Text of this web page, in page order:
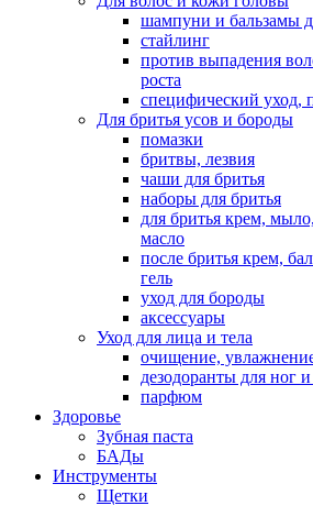
шампуни и бальзамы
стайлинг
против выпадения
роста
специфический уход,
Для бритья усов и бороды
помазки
бритвы, лезвия
чаши для бритья
наборы для бритья
для бритья крем,
масло
после бритья крем,
гель
уход для бороды
аксессуары
Уход для лица и тела
очищение,
дезодоранты для ног и
парфюм
Здоровье
Зубная паста
БАДы
Инструменты
Щетки